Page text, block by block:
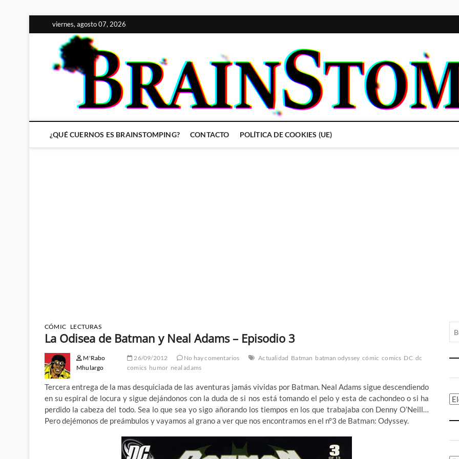
al
contenido
viernes, agosto 07, 2026
¿QUÉ CUERNOS ES BRAINSTOMPING? CONTACTO POLÍTICA DE COOKIES (UE)
CÓMIC LECTURAS
La Odisea de Batman y Neal Adams – Episodio 3
M'Rabo
Mhulargo
26/09/2012 No hay comentarios Actualidad Batman batman odyssey cómic comics DC dc
comics humor neal adams
Tercera entrega de la mas desquiciada de las aventuras jamás vividas por Batman. Neal Adams sigue descendiendo
en su espiral de locura y sigue dejándonos con la duda de si nos está tomando el pelo y esta de cachondeo o si ha
perdido la cabeza del todo. Sea lo que sea yo sigo añorando los tiempos en los que trabajaba con Denny O’Neill…
Pero dejémonos de preámbulos y vayamos al grano a ver que nos encontramos en el nº3 de Batman: Odyssey.